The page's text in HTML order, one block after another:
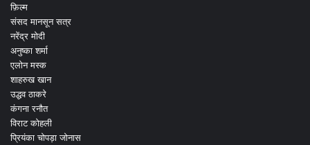
फ़िल्म
संसद मानसून सत्र
नरेंद्र मोदी
अनुष्का शर्मा
एलोन मस्क
शाहरुख खान
उद्धव ठाकरे
कंगना रनौत
विराट कोहली
प्रियंका चोपड़ा जोनास